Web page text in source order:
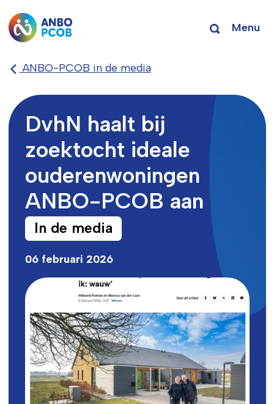
Menu
ANBO-PCOB in de media
DvhN haalt bij
zoektocht ideale
ouderenwoningen
ANBO-PCOB aan
In de media
06 februari 2026